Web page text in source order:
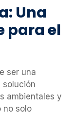
Una
para el
ser una
solución
ambientales y
no solo